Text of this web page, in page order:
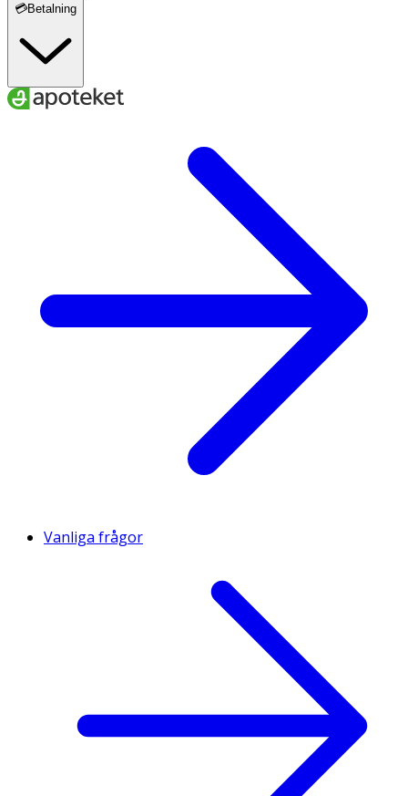
💳Betalning
Vanliga frågor